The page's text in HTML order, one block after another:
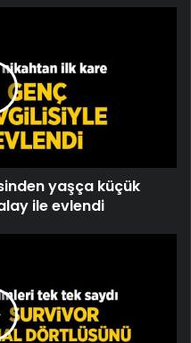
yaşça küçük
ile evlendi